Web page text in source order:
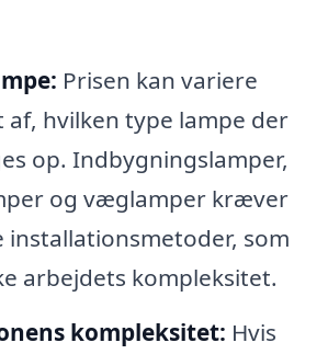
Prisen kan variere
hvilken type lampe der
op. Indbygningslamper,
og væglamper kræver
installationsmetoder, som
arbejdets kompleksitet.
kompleksitet: Hvis